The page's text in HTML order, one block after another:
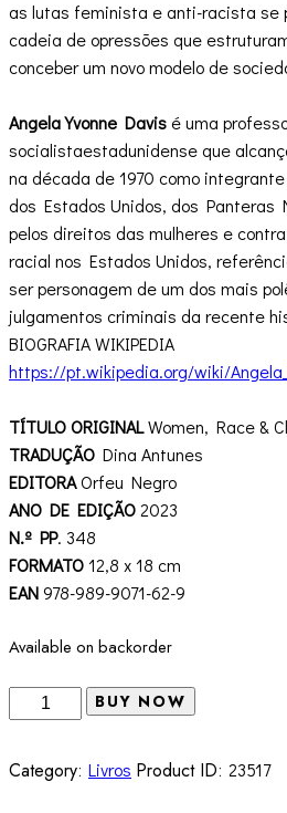
as lutas feminista e anti-racista se
cadeia de opressões que
conceber um novo modelo de
Angela Yvonne Davis é uma
socialistaestadunidense que
na década de 1970 como
dos Estados Unidos, dos Panteras
pelos direitos das mulheres e
racial nos Estados Unidos,
ser personagem de um dos mais
julgamentos criminais da recente
BIOGRAFIA WIKIPEDIA
https://pt.wikipedia.org/wiki/
TÍTULO ORIGINALWomen, Race &
TRADUÇÃO Dina Antunes
EDITORAOrfeu Negro
ANO DE EDIÇÃO2023
N.º PP. 348
FORMATO12,8 x 18 cm
EAN978-989-9071-62-9
Available on backorder
Mulheres,
Raça
Classe
BUY NOW
Category: Livros Product ID: 23517